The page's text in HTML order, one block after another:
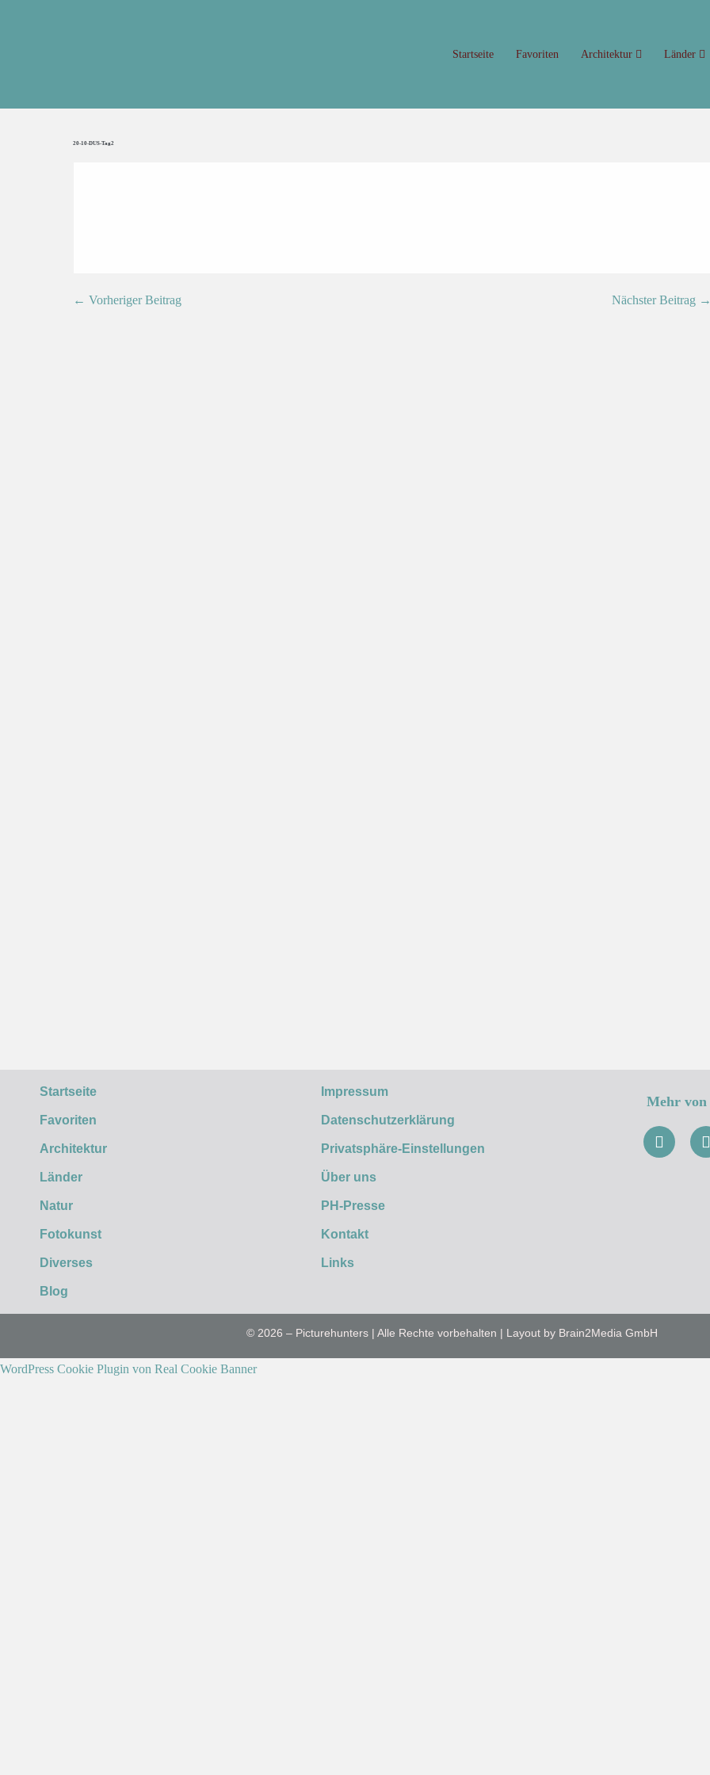
Startseite Favoriten Architektur Länder
20-10-DUS-Tag2
← Vorheriger Beitrag Nächster Beitrag →
Startseite
Favoriten
Architektur
Länder
Natur
Fotokunst
Diverses
Blog
Impressum
Datenschutzerklärung
Privatsphäre-Einstellungen
Über uns
PH-Presse
Kontakt
Links
Mehr von
© 2026 – Picturehunters | Alle Rechte vorbehalten | Layout by Brain2Media GmbH
WordPress Cookie Plugin von Real Cookie Banner